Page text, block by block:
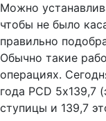
Можно
чтобы не было
правильно
Обычно такие
операциях.
года PCD 5х139,7
ступицы и 139,7